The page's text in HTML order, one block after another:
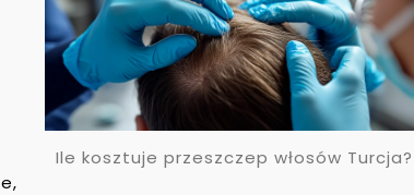
Ile kosztuje przeszczep włosów Turcja?